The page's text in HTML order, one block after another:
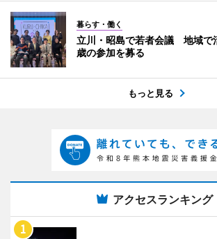
暮らす・働く
立川・昭島で若者会議 地域で
歳の参加を募る
もっと見る
アクセスランキング